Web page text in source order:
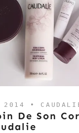
2014 •
De Son